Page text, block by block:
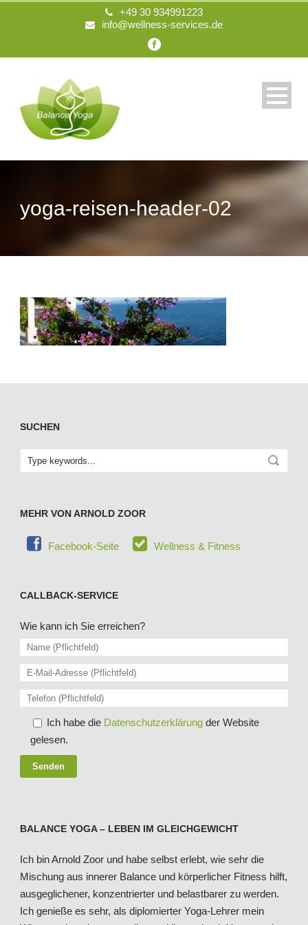
+49 30 934991223
info@wellness-services.de
yoga-reisen-header-02
SUCHEN
MEHR VON ARNOLD ZOOR
Facebook-Seite Wellness & Fitness
CALLBACK-SERVICE
Wie kann ich Sie erreichen?
Bitte lasse dieses Feld leer.
Ich habe die Datenschutzerklärung der Website
gelesen.
BALANCE YOGA – LEBEN IM GLEICHGEWICHT
Ich bin Arnold Zoor und habe selbst erlebt, wie sehr die
Mischung aus innerer Balance und körperlicher Fitness hilft,
ausgeglichener, konzentrierter und belastbarer zu werden.
Ich genieße es sehr, als diplomierter Yoga-Lehrer mein